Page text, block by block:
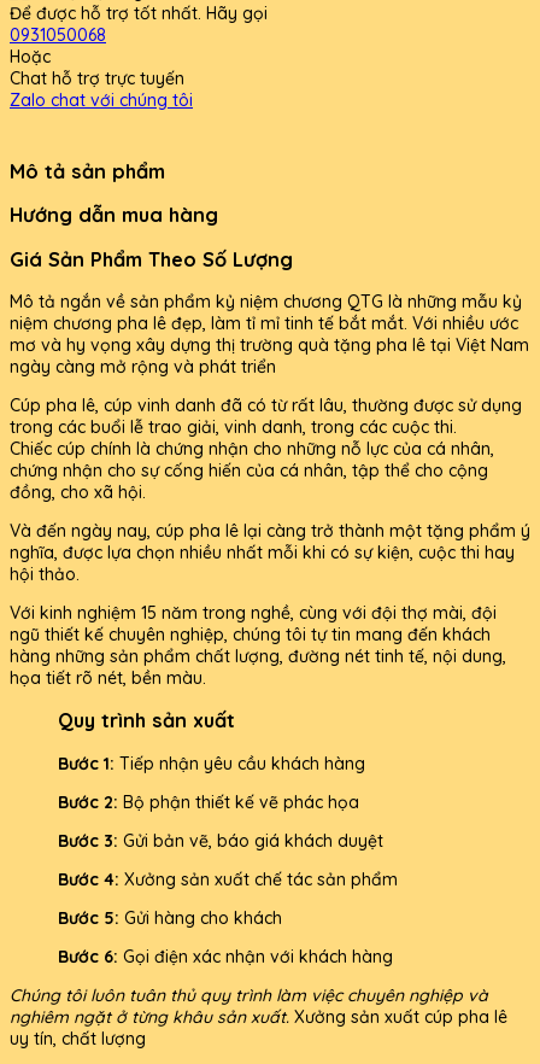
Để được hỗ trợ tốt nhất. Hãy gọi
0931050068
Hoặc
Chat hỗ trợ trực tuyến
Zalo chat với chúng tôi
Mô tả sản phẩm
Hướng dẫn mua hàng
Giá Sản Phẩm Theo Số Lượng
Mô tả ngắn về sản phẩm kỷ niệm chương QTG là những mẫu kỷ
niệm chương pha lê đẹp, làm tỉ mỉ tinh tế bắt mắt. Với nhiều ước
mơ và hy vọng xây dựng thị trường quà tặng pha lê tại Việt Nam
ngày càng mở rộng và phát triển
Cúp pha lê, cúp vinh danh đã có từ rất lâu, thường được sử dụng
trong các buổi lễ trao giải, vinh danh, trong các cuộc thi.
Chiếc cúp chính là chứng nhận cho những nỗ lực của cá nhân,
chứng nhận cho sự cống hiến của cá nhân, tập thể cho cộng
đồng, cho xã hội.
Và đến ngày nay, cúp pha lê lại càng trở thành một tặng phẩm ý
nghĩa, được lựa chọn nhiều nhất mỗi khi có sự kiện, cuộc thi hay
hội thảo.
Với kinh nghiệm 15 năm trong nghề, cùng với đội thợ mài, đội
ngũ thiết kế chuyên nghiệp, chúng tôi tự tin mang đến khách
hàng những sản phẩm chất lượng, đường nét tinh tế, nội dung,
họa tiết rõ nét, bền màu.
Quy trình sản xuất
Bước 1: Tiếp nhận yêu cầu khách hàng
Bước 2: Bộ phận thiết kế vẽ phác họa
Bước 3: Gửi bản vẽ, báo giá khách duyệt
Bước 4: Xưởng sản xuất chế tác sản phẩm
Bước 5: Gửi hàng cho khách
Bước 6: Gọi điện xác nhận với khách hàng
Chúng tôi luôn tuân thủ quy trình làm việc chuyên nghiệp và
nghiêm ngặt ở từng khâu sản xuất. Xưởng sản xuất cúp pha lê
uy tín, chất lượng